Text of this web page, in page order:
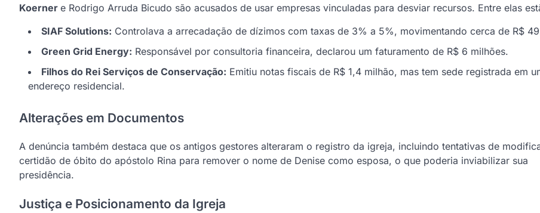
Koerner e Rodrigo Arruda Bicudo são acusados de usar empresas vinculadas para desviar recursos. Entre elas
SIAF Solutions: Controlava a arrecadação de dízimos com taxas de 3% a 5%, movimentando cerca de R$
Green Grid Energy: Responsável por consultoria financeira, declarou um faturamento de R$ 6 milhões.
Filhos do Rei Serviços de Conservação: Emitiu notas fiscais de R$ 1,4 milhão, mas tem sede registrada em
endereço residencial.
Alterações em Documentos
A denúncia também destaca que os antigos gestores alteraram o registro da igreja, incluindo tentativas de
certidão de óbito do apóstolo Rina para remover o nome de Denise como esposa, o que poderia inviabilizar sua
presidência.
Justiça e Posicionamento da Igreja